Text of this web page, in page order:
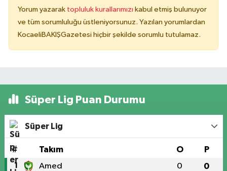
Yorum yazarak topluluk kurallarımızı kabul etmiş bulunuyor
ve tüm sorumluluğu üstleniyorsunuz. Yazılan yorumlardan
KocaeliBAKIŞGazetesi hiçbir şekilde sorumlu tutulamaz.
Süper Lig Puan Durumu
Süper Lig
# Takım O P
1 Amed 0 0